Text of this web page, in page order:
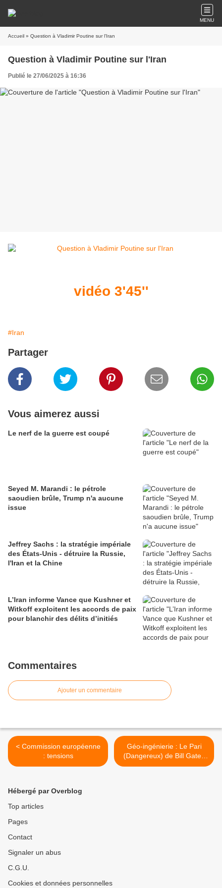
MENU
Accueil » Question à Vladimir Poutine sur l'Iran
Question à Vladimir Poutine sur l'Iran
Publié le 27/06/2025 à 16:36
vidéo 3'45''
#Iran
Partager
Vous aimerez aussi
Le nerf de la guerre est coupé
Seyed M. Marandi : le pétrole
saoudien brûle, Trump n'a aucune
issue
Jeffrey Sachs : la stratégie impériale
des États-Unis - détruire la Russie,
l'Iran et la Chine
L’Iran informe Vance que Kushner et
Witkoff exploitent les accords de paix
pour blanchir des délits d’initiés
Commentaires
Ajouter un commentaire
< Commission européenne
: tensions
Géo-ingénierie : Le Pari
(Dangereux) de Bill Gates
pour Sauver le Climat >
Hébergé par Overblog
Top articles
Pages
Contact
Signaler un abus
C.G.U.
Cookies et données personnelles